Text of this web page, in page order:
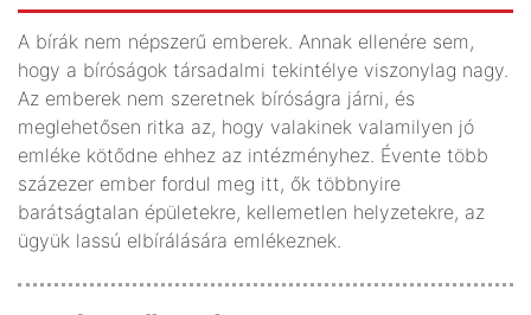
A bírák nem népszerű emberek. Annak ellenére sem,
hogy a bíróságok társadalmi tekintélye viszonylag nagy.
Az emberek nem szeretnek bíróságra járni, és
meglehetősen ritka az, hogy valakinek valamilyen jó
emléke kötődne ehhez az intézményhez. Évente több
százezer ember fordul meg itt, ők többnyire
barátságtalan épületekre, kellemetlen helyzetekre, az
ügyük lassú elbírálására emlékeznek.